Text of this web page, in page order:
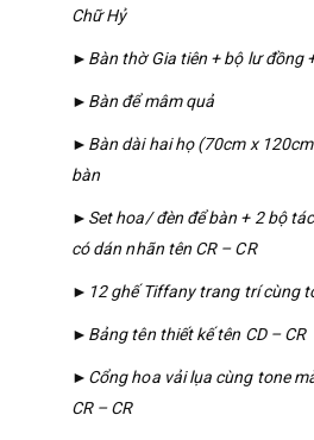
Chữ Hỷ
►Bàn thờ Gia tiên + bộ lư đồng
►Bàn để mâm quả
►Bàn dài hai họ (70cm x
bàn
►Set hoa/ đèn để bàn + 2 bộ
có dán nhãn tên CR – CR
►12 ghế Tiffany trang trí cùng
►Bảng tên thiết kế tên CD – CR
►Cổng hoa vải lụa cùng tone
CR – CR